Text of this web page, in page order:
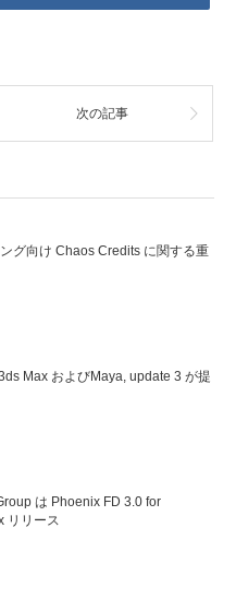
次の記事
グ向け Chaos Credits に関する重
Max およびMaya, update 3 が提
は Phoenix FD 3.0 for
リリース